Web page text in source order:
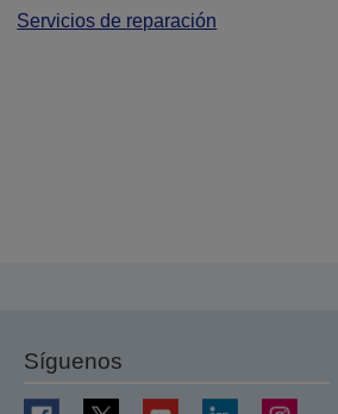
Servicios de reparación
Síguenos